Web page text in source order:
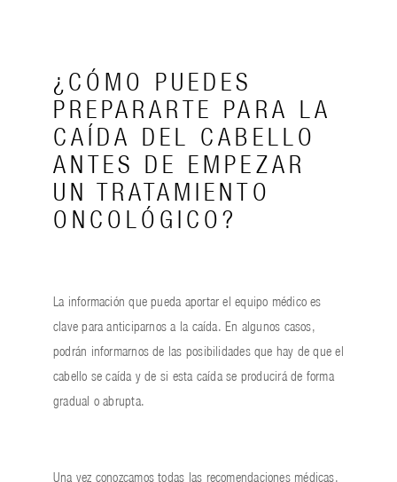
¿CÓMO PUEDES
PREPARARTE PARA LA
CAÍDA DEL CABELLO
ANTES DE EMPEZAR
UN TRATAMIENTO
ONCOLÓGICO?
La información que pueda aportar el equipo médico es
clave para anticiparnos a la caída. En algunos casos,
podrán informarnos de las posibilidades que hay de que el
cabello se caída y de si esta caída se producirá de forma
gradual o abrupta.
Una vez conozcamos todas las recomendaciones médicas,